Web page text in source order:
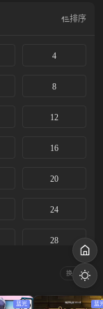
排序
4
8
12
16
20
24
28
36
换一换
蓝光 蓝